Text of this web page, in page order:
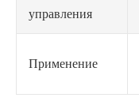
управления
Применение